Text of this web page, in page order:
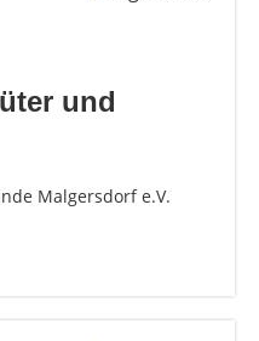
und
Malgersdorf e.V.